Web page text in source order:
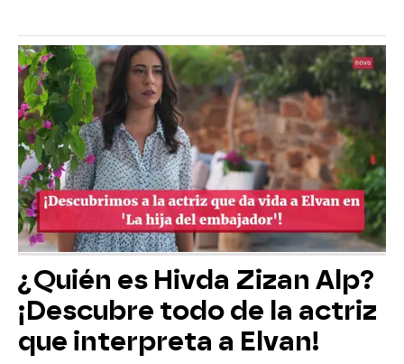
¿Quién es Hivda Zizan Alp?
¡Descubre todo de la actriz
que interpreta a Elvan!